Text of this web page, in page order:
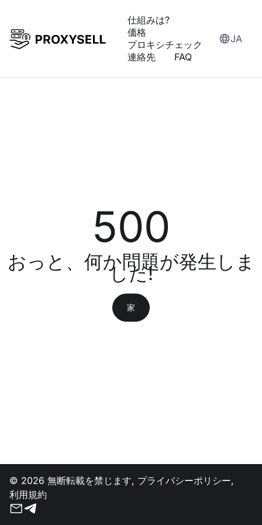
仕組みは?
価格
プロキシチェック
連絡先
FAQ
JA
500
おっと、何か問題が発生しま
した!
家
© 2026 無断転載を禁じます, プライバシーポリシー,
利用規約